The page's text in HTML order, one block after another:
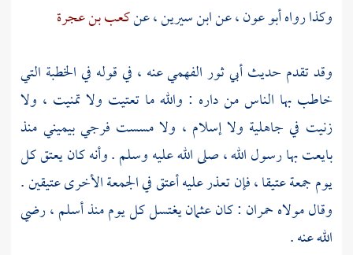
وكذا رواهأبو عون ،عنابن سيرين ،عنكعب بن عجرة
وقد تقدم حديثأبي ثور الفهميعنه ، في قوله في الخطبة التي
خاطب بها الناس من داره : والله ما تعتيت ولا تمنيت ، ولا
زنيت في جاهلية ولا إسلام ، ولا مسست فرجي بيميني منذ
بايعت بها رسول الله ، صلى الله عليه وسلم . وأنه كان يعتق كل
يوم جمعة عتيقا ، فإن تعذر عليه أعتق في الجمعة الأخرى عتيقين .
وقال مولاهحمران : كانعثمانيغتسل كل يوم منذ أسلم ، رضي
الله عنه .